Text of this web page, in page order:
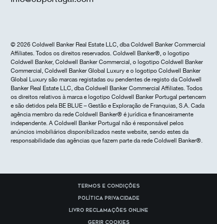
© 2026 Coldwell Banker Real Estate LLC, dba Coldwell Banker Commercial
Affiliates. Todos os direitos reservados. Coldwell Banker®, o logotipo
Coldwell Banker, Coldwell Banker Commercial, o logotipo Coldwell Banker
Commercial, Coldwell Banker Global Luxury e o logotipo Coldwell Banker
Global Luxury são marcas registadas ou pendentes de registo da Coldwell
Banker Real Estate LLC, dba Coldwell Banker Commercial Affiliates. Todos
os direitos relativos à marca e logotipo Coldwell Banker Portugal pertencem
e são detidos pela BE BLUE – Gestão e Exploração de Franquias, S.A. Cada
agência membro da rede Coldwell Banker® é jurídica e financeiramente
independente. A Coldwell Banker Portugal não é responsável pelos
anúncios imobiliários disponibilizados neste website, sendo estes da
responsabilidade das agências que fazem parte da rede Coldwell Banker®.
Termos e Condições
Política Privacidade
Livro reclamações online
Gerir cookies